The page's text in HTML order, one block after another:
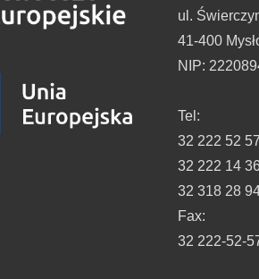
ul.
41-400
NIP:
Tel:
32 222 52
32 222 14
32 318 28
Fax:
32 222-52-